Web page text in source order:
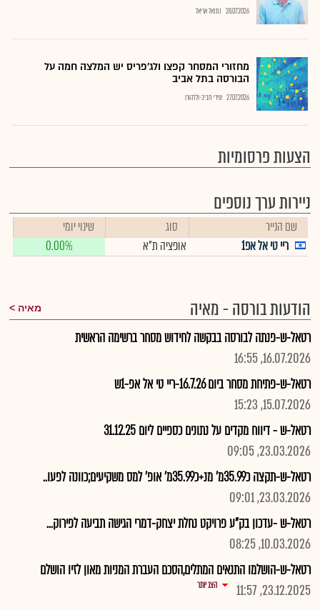
28.07.2026 נתנאל אריאל
מחזורי המסחר קפצו ולג'פריס יש המלצה חמה על
הבורסה בתל אביב
27.07.2026 שירי חביב-ולדהורן
הצעות פרסומיות
ניירות ערך נוספים
שם הנייר סוג
שינוי יומי
ריי טי אל אפ1
אופציה ת"א 0.00%
הודעות בורסה - מאיה מאיה
רטאל-ש-פנתה לבורסה בבקשה לחידוש מסחר ברשימה הראשית
16.07.2026, 16:55
רטאל-ש-פתיחת מסחר ביום 16.7.26-ריי טי אל אפ-1ש
15.07.2026, 15:23
רטאל-ש - דיווח מקדים על נתונים כספיים ליום 31.12.25
23.03.2026, 09:05
רטאל-ש-תקצה כ35.99מ' מנ+כ35.99מ' אופ' למס משקיעים;כוונה לפעו..
23.03.2026, 09:01
רטאל-ש -עדכון בק"ע פרויקט נחלת יצחק-דמרי הגישה תביעה לפירוק...
10.03.2026, 08:25
רטאל-ש-הושלמו התנאים המתלים,הסכם העברת המניות מאון לזיו הושלם
23.12.2025, 11:57
הצג יותר